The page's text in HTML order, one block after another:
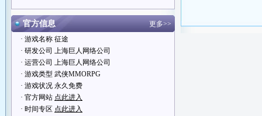
官方信息
更多>>
· 游戏名称 征途
· 研发公司 上海巨人网络公司
· 运营公司 上海巨人网络公司
· 游戏类型 武侠MMORPG
· 游戏状况 永久免费
· 官方网站 点此进入
· 时间专区 点此进入